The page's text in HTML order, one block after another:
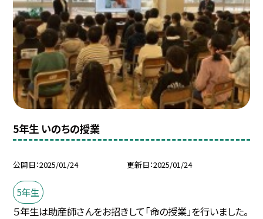
5年生 いのちの授業
公開日 2025/01/24 更新日 2025/01/24
5年生
５年生は助産師さんをお招きして「命の授業」を行いました。